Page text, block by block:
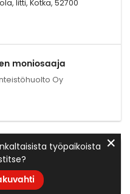
Iitti, Kotka, 52700
moniosaaja
Oy
työpaikoista ✕